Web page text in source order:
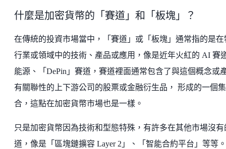
什麼是加密貨幣的「賽道」和「板塊」？
在傳統的投資市場當中，「賽道」或「板塊」通常指的是在
行業或領域中的技術、產品或應用，像是近年火紅的 AI 賽
能源、「DePin」賽道，賽道裡面通常包含了與這個概念或
有關聯性的上下游公司的股票或金融衍生品， 形成的一個集
合，這點在加密貨幣市場也是一樣。
只是加密貨幣因為技術和型態特殊，有許多在其他市場沒有
道，像是「區塊鏈擴容 Layer 2」、「智能合約平台」等等。